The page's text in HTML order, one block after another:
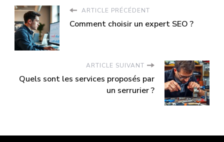
ARTICLE PRÉCÉDENT
Comment choisir un expert SEO ?
ARTICLE SUIVANT
Quels sont les services proposés par
un serrurier ?